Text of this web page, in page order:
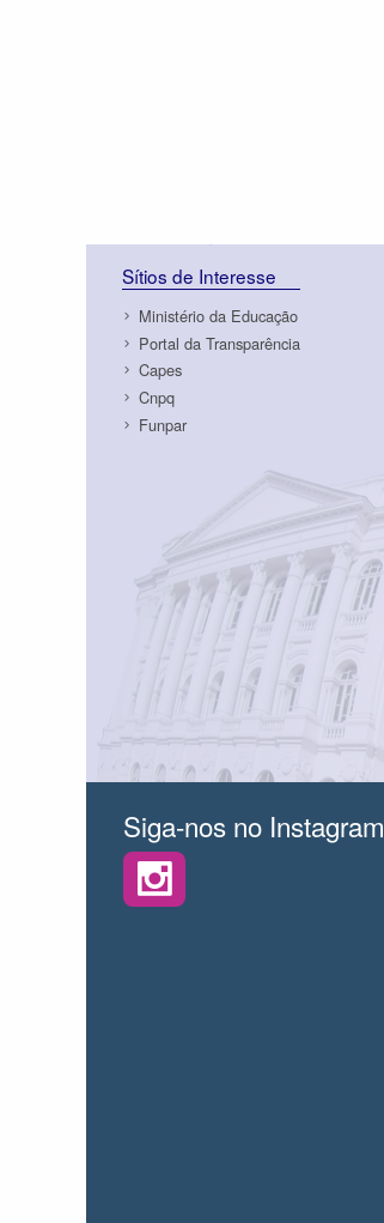
Sítios de Interesse
Ministério da Educação
Portal da Transparência
Capes
Cnpq
Funpar
Siga-nos no Instagram